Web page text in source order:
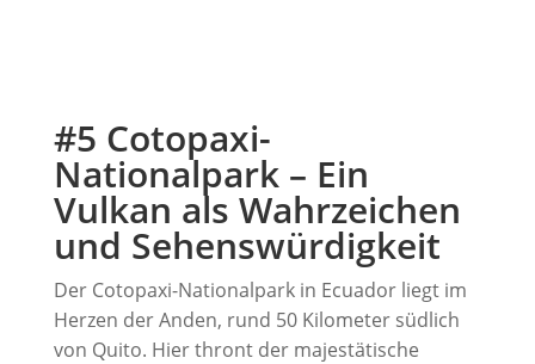
#5 Cotopaxi-
Nationalpark – Ein
Vulkan als Wahrzeichen
und Sehenswürdigkeit
Der Cotopaxi-Nationalpark in Ecuador liegt im
Herzen der Anden, rund 50 Kilometer südlich
von Quito. Hier thront der majestätische